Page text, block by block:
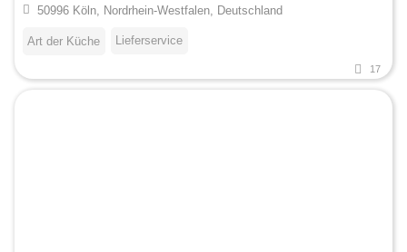
50996 Köln, Nordrhein-Westfalen, Deutschland
Art der Küche Lieferservice
17